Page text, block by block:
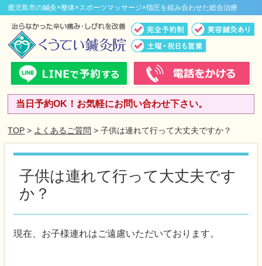
鹿児島市の鍼灸×整体×スポーツマッサージ×指圧を組み合わせた総合治療
当日予約OK！お気軽にお問い合わせ下さい。
TOP > よくあるご質問 > 子供は連れて行って大丈夫ですか？
子供は連れて行って大丈夫です
か？
現在、お子様連れはご遠慮いただいております。